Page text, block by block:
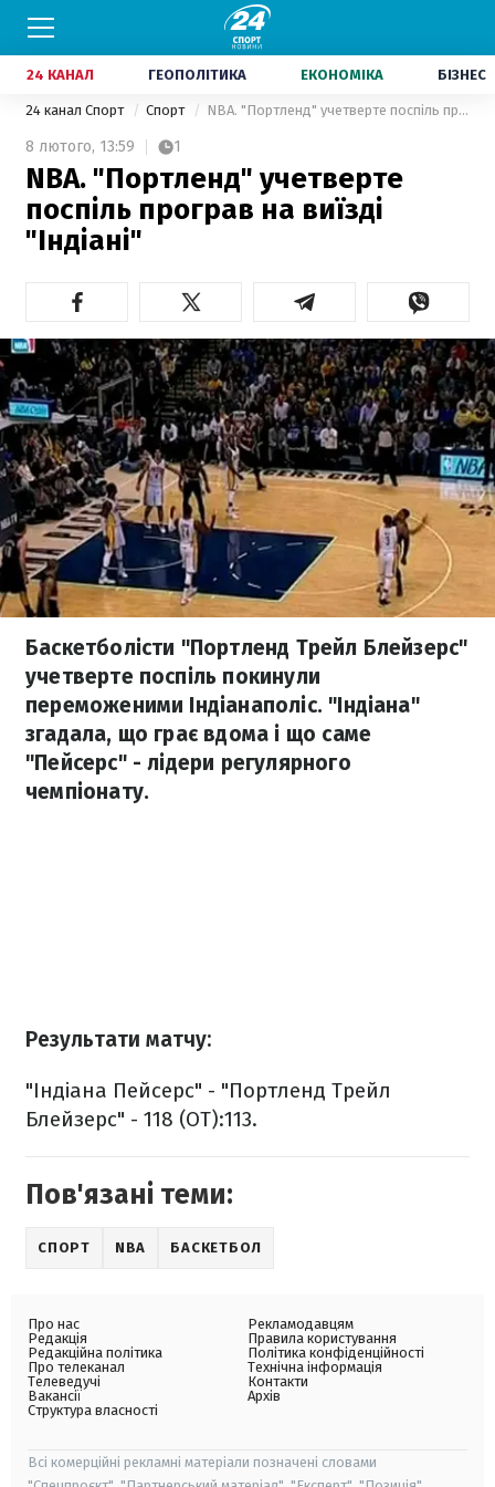
24 КАНАЛ ГЕОПОЛІТИКА ЕКОНОМІКА БІЗНЕС
24 канал Спорт Спорт NBA. "Портленд" учетверте поспіль програв на виїзді "Індіані"
8 лютого, 13:59 1
NBA. "Портленд" учетверте
поспіль програв на виїзді
"Індіані"
Баскетболісти "Портленд Трейл Блейзерс"
учетверте поспіль покинули
переможеними Індіанаполіс. "Індіана"
згадала, що грає вдома і що саме
"Пейсерс" - лідери регулярного
чемпіонату.
Результати матчу:
"Індіана Пейсерс" - "Портленд Трейл
Блейзерс" - 118 (ОТ):113.
Пов'язані теми:
СПОРТ NBA БАСКЕТБОЛ
Про нас
Редакція
Редакційна політика
Про телеканал
Телеведучі
Вакансії
Структура власності
Рекламодавцям
Правила користування
Політика конфіденційності
Технічна інформація
Контакти
Архів
Всі комерційні рекламні матеріали позначені словами